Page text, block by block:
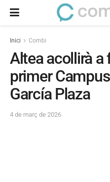
Inici Combi
Altea acollirà a
primer
García Plaza
4 de març de 2026